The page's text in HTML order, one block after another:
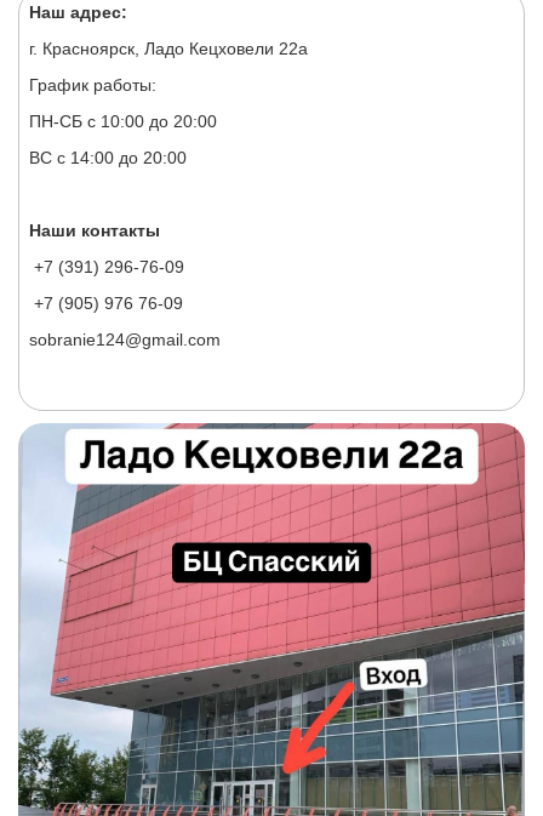
Наш адрес:
г. Красноярск, Ладо Кецховели 22а
График работы:
ПН-СБ с 10:00 до 20:00
ВС с 14:00 до 20:00
Наши контакты
+7 (391) 296-76-09
+7 (905) 976 76-09
sobranie124@gmail.com